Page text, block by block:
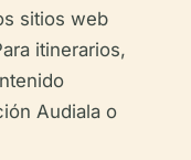
sitios web
itinerarios,
Audiala o